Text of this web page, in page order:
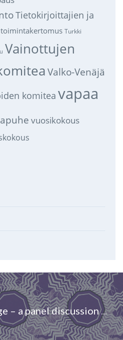
Tietokirjoittajien ja
toimintakertomus Turkki
Vainottujen
Valko-Venäjä
komitea vapaa
vuosikokous
Our Golden Language – a panel discussion on Sámi literature at the Ijahis idja festival in Inari on 16 Aug 2019